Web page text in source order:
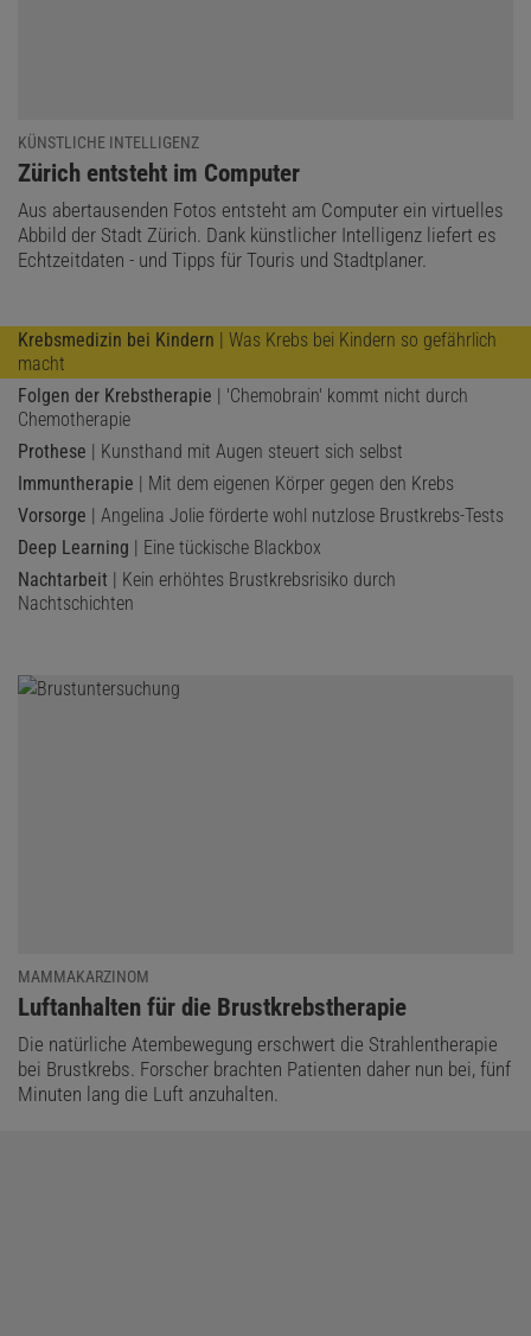
KÜNSTLICHE INTELLIGENZ
:
Zürich entsteht im Computer
Aus abertausenden Fotos entsteht am Computer ein virtuelles
Abbild der Stadt Zürich. Dank künstlicher Intelligenz liefert es
Echtzeitdaten - und Tipps für Touris und Stadtplaner.
Krebsmedizin bei Kindern | Was Krebs bei Kindern so gefährlich
macht
Folgen der Krebstherapie | 'Chemobrain' kommt nicht durch
Chemotherapie
Prothese | Kunsthand mit Augen steuert sich selbst
Immuntherapie | Mit dem eigenen Körper gegen den Krebs
Vorsorge | Angelina Jolie förderte wohl nutzlose Brustkrebs-Tests
Deep Learning | Eine tückische Blackbox
Nachtarbeit | Kein erhöhtes Brustkrebsrisiko durch
Nachtschichten
MAMMAKARZINOM
:
Luftanhalten für die Brustkrebstherapie
Die natürliche Atembewegung erschwert die Strahlentherapie
bei Brustkrebs. Forscher brachten Patienten daher nun bei, fünf
Minuten lang die Luft anzuhalten.